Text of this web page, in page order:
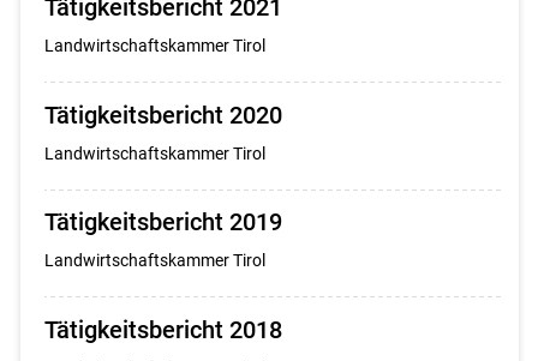
Tätigkeitsbericht 2021
Landwirtschaftskammer Tirol
Tätigkeitsbericht 2020
Landwirtschaftskammer Tirol
Tätigkeitsbericht 2019
Landwirtschaftskammer Tirol
Tätigkeitsbericht 2018